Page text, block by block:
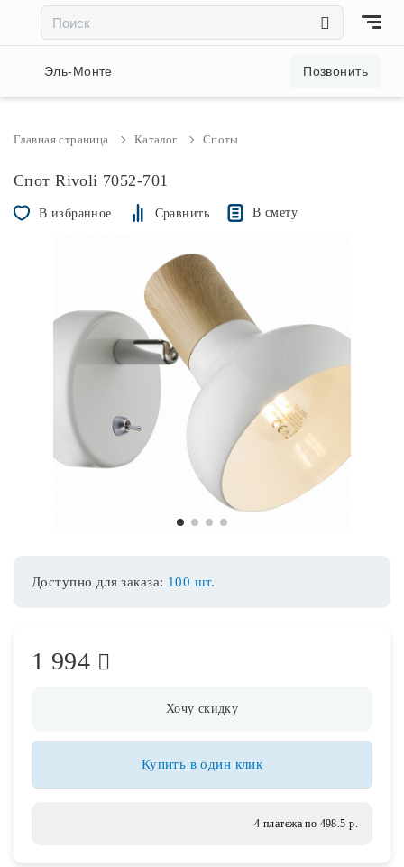
Акции и скидки
Светильники
Настольные лампы
Торшеры
Споты
Светодиодная лента
Предметы интерьера
Эль-Монте Позвонить
Главная страница Каталог Споты
Спот Rivoli 7052-701
В избранное Сравнить В смету
1 2 3
Доступно для заказа: 100 шт.
1 994
Хочу скидку
Купить в один клик
4 платежа по 498.5 р.
××